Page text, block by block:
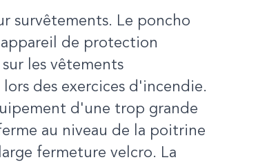
survêtements. Le poncho
de protection
les vêtements
des exercices d'incendie.
d'une trop grande
au niveau de la poitrine
fermeture velcro. La